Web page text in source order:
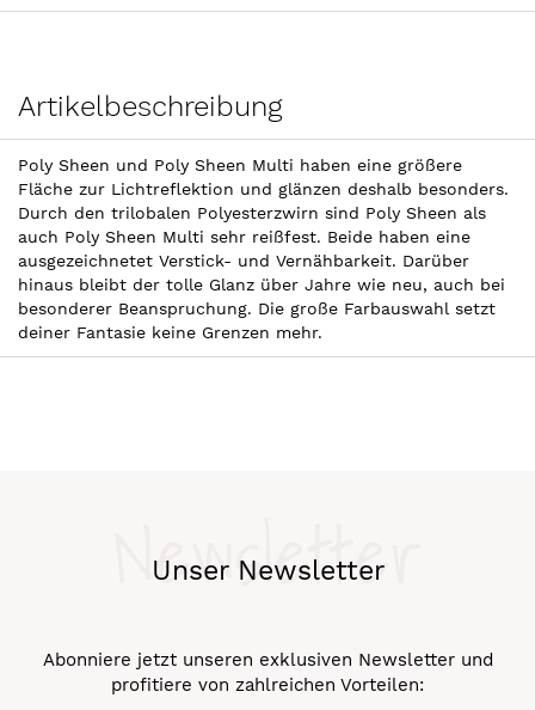
Artikelbeschreibung
Poly Sheen und Poly Sheen Multi haben eine größere
Fläche zur Lichtreflektion und glänzen deshalb besonders.
Durch den trilobalen Polyesterzwirn sind Poly Sheen als
auch Poly Sheen Multi sehr reißfest. Beide haben eine
ausgezeichnetet Verstick- und Vernähbarkeit. Darüber
hinaus bleibt der tolle Glanz über Jahre wie neu, auch bei
besonderer Beanspruchung. Die große Farbauswahl setzt
deiner Fantasie keine Grenzen mehr.
Unser Newsletter
Newsletter
Abonniere jetzt unseren exklusiven Newsletter und
profitiere von zahlreichen Vorteilen: